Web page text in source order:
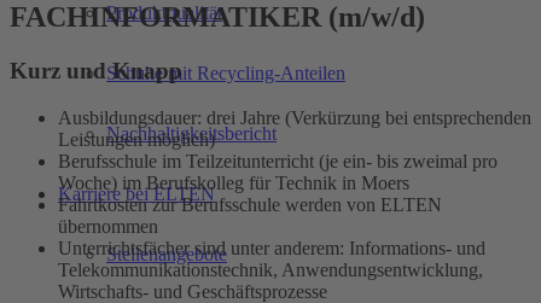
Produktqualität
Schuhe mit Recycling-Anteilen
Nachhaltigkeitsbericht
Karriere bei ELTEN
Stellenangebote
FACHINFORMATIKER (m/w/d)
Kurz und Knapp
Ausbildungsdauer: drei Jahre (Verkürzung bei entsprechenden
Leistungen möglich)
Berufsschule im Teilzeitunterricht (je ein- bis zweimal pro
Woche) im Berufskolleg für Technik in Moers
Fahrtkosten zur Berufsschule werden von ELTEN
übernommen
Unterrichtsfächer sind unter anderem: Informations- und
Telekommunikationstechnik, Anwendungsentwicklung,
Wirtschafts- und Geschäftsprozesse